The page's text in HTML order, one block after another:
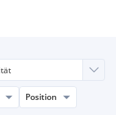
Position